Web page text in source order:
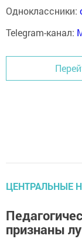
Одноклассники:
Telegram-канал:
ЦЕНТРАЛЬНЫЕ
признаны